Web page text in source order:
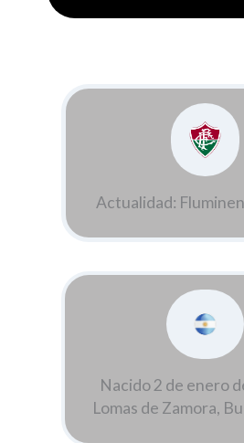
Actualidad:
Nacido 2 de enero
Lomas de Zamora,